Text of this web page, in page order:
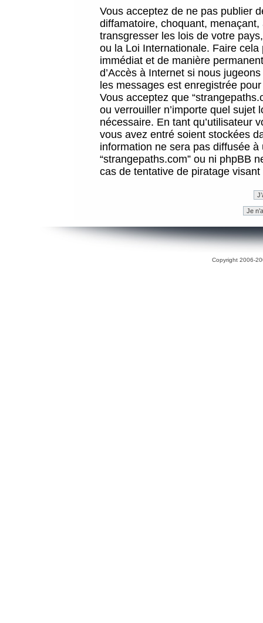
Vous acceptez de ne pas publier
diffamatoire, choquant,
transgresser les lois de votre
ou la Loi Internationale. Faire
immédiat et de manière
d’Accès à Internet si nous
les messages est enregistrée
Vous acceptez que
ou verrouiller n’importe quel sujet
nécessaire. En tant qu’utilisateur
vous avez entré soient stockées
information ne sera pas diffusée
“strangepaths.com” ou ni phpBB
cas de tentative de piratage
Copyright 2006-